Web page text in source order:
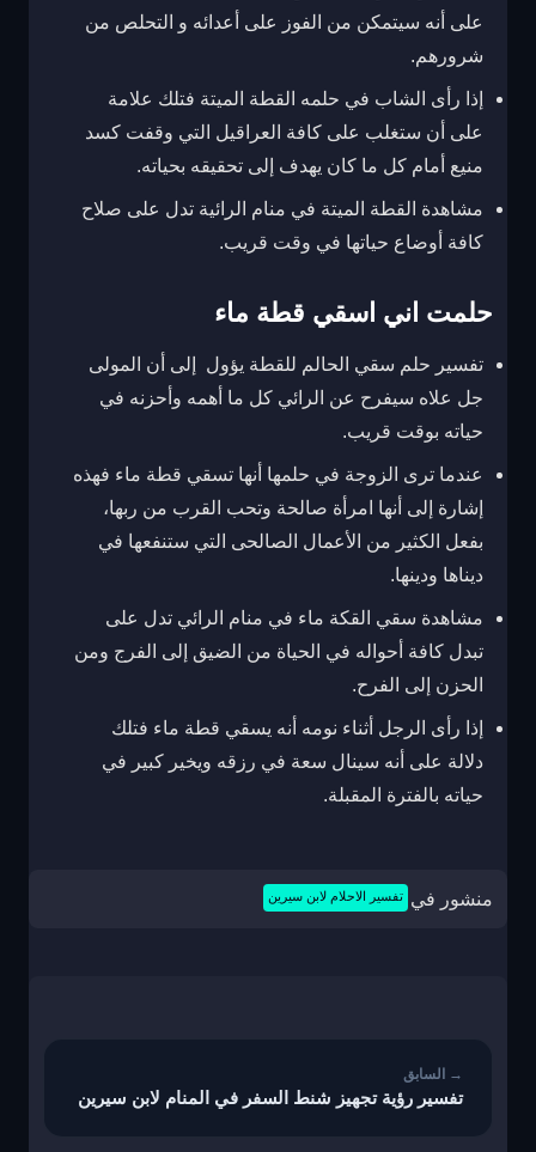
على أنه سيتمكن من الفوز على أعدائه و التحلص من
شرورهم.
إذا رأى الشاب في حلمه القطة الميتة فتلك علامة
على أن ستغلب على كافة العراقيل التي وقفت كسد
منيع أمام كل ما كان يهدف إلى تحقيقه بحياته.
مشاهدة القطة الميتة في منام الرائية تدل على صلاح
كافة أوضاع حياتها في وقت قريب.
حلمت اني اسقي قطة ماء
تفسير حلم سقي الحالم للقطة يؤول إلى أن المولى
جل علاه سيفرح عن الرائي كل ما أهمه وأحزنه في
حياته بوقت قريب.
عندما ترى الزوجة في حلمها أنها تسقي قطة ماء فهذه
إشارة إلى أنها امرأة صالحة وتحب القرب من ربها،
بفعل الكثير من الأعمال الصالحى التي ستنفعها في
ديناها ودينها.
مشاهدة سقي القكة ماء في منام الرائي تدل على
تبدل كافة أحواله في الحياة من الضيق إلى الفرج ومن
الحزن إلى الفرح.
إذا رأى الرجل أثناء نومه أنه يسقي قطة ماء فتلك
دلالة على أنه سينال سعة في رزقه ويخير كبير في
حياته بالفترة المقبلة.
منشور في تفسير الاحلام لابن سيرين
تفسير رؤية تجهيز شنط السفر في المنام لابن سيرين